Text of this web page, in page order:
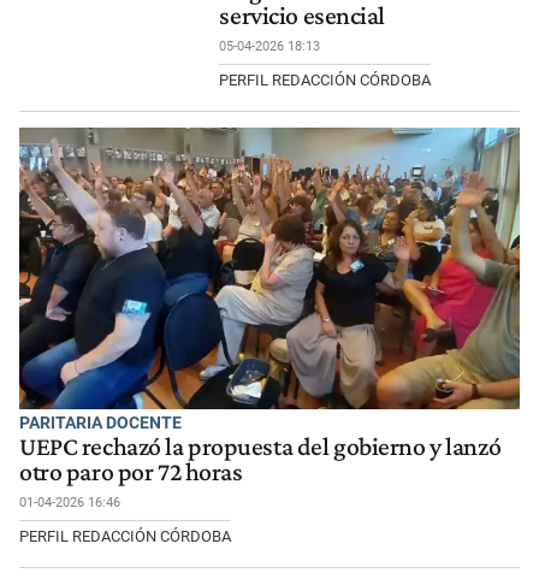
servicio esencial
05-04-2026 18:13
PERFIL REDACCIÓN CÓRDOBA
PARITARIA DOCENTE
UEPC rechazó la propuesta del gobierno y lanzó
otro paro por 72 horas
01-04-2026 16:46
PERFIL REDACCIÓN CÓRDOBA